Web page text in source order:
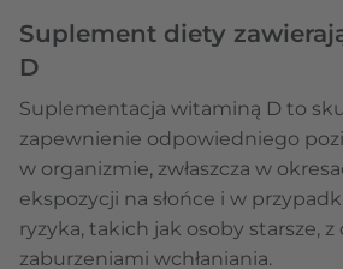
Suplement diety
D
Suplementacja witaminą D to
zapewnienie odpowiedniego
w organizmie, zwłaszcza w
ekspozycji na słońce i w
ryzyka, takich jak osoby starsze, z
zaburzeniami wchłaniania.